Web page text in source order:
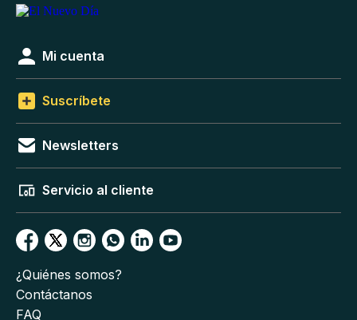
Mi cuenta
Suscríbete
Newsletters
Servicio al cliente
¿Quiénes somos?
Contáctanos
FAQ